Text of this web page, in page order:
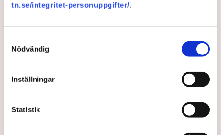
tn.se/integritet-personuppgifter/.
Nödvändig
Inställningar
Statistik
4 months ago | Av: Johanna Allhorn